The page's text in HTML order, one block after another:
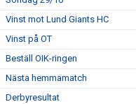
Vinst mot Lund Giants HC
Vinst på OT
Beställ OIK-ringen
Nästa hemmamatch
Derbyresultat